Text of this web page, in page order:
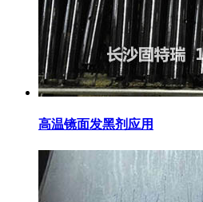
高温镜面发黑剂应用